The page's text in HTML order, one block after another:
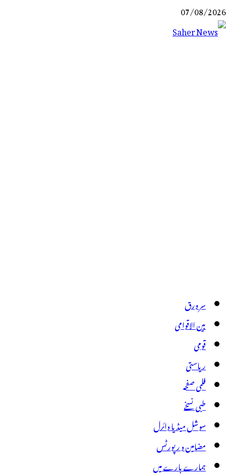
Skip
to
07/08/2026
سر ورق
بین الاقوامی
قومی
ریاستی
فلمی صفحہ
طبی نسخے
سوشل میڈیا وائرل
مضامین و رپورٹس
ہمارے بارے میں